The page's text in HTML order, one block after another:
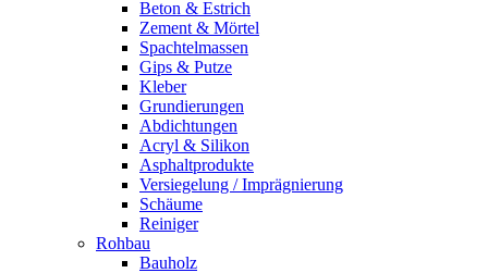
Beton & Estrich
Zement & Mörtel
Spachtelmassen
Gips & Putze
Kleber
Grundierungen
Abdichtungen
Acryl & Silikon
Asphaltprodukte
Versiegelung / Imprägnierung
Schäume
Reiniger
Rohbau
Bauholz